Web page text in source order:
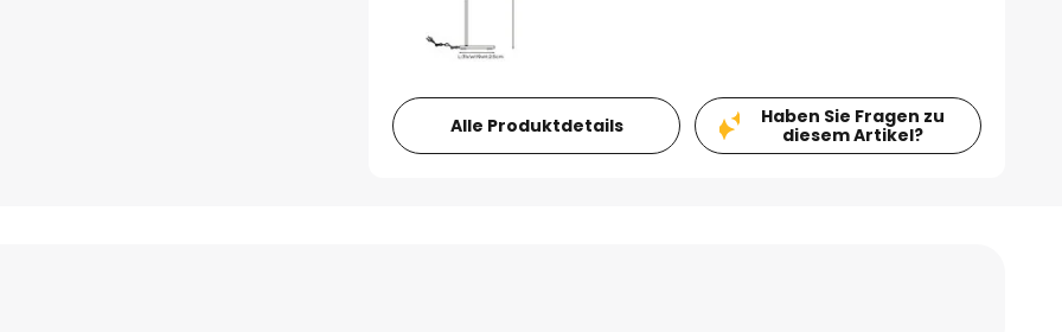
Alle Produktdetails
Haben Sie Fragen zu
diesem Artikel?